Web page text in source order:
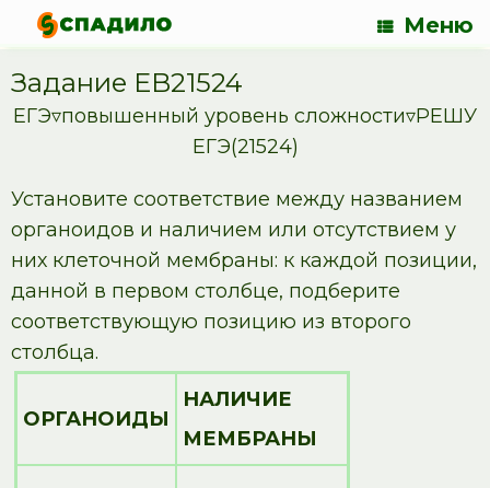
Меню
Задание EB21524
ЕГЭ▿повышенный уровень сложности▿РЕШУ
ЕГЭ(21524)
Установите соответствие между названием
органоидов и наличием или отсутствием у
них клеточной мембраны: к каждой позиции,
данной в первом столбце, подберите
соответствующую позицию из второго
столбца.
ОРГАНОИДЫ
НАЛИЧИЕ
МЕМБРАНЫ